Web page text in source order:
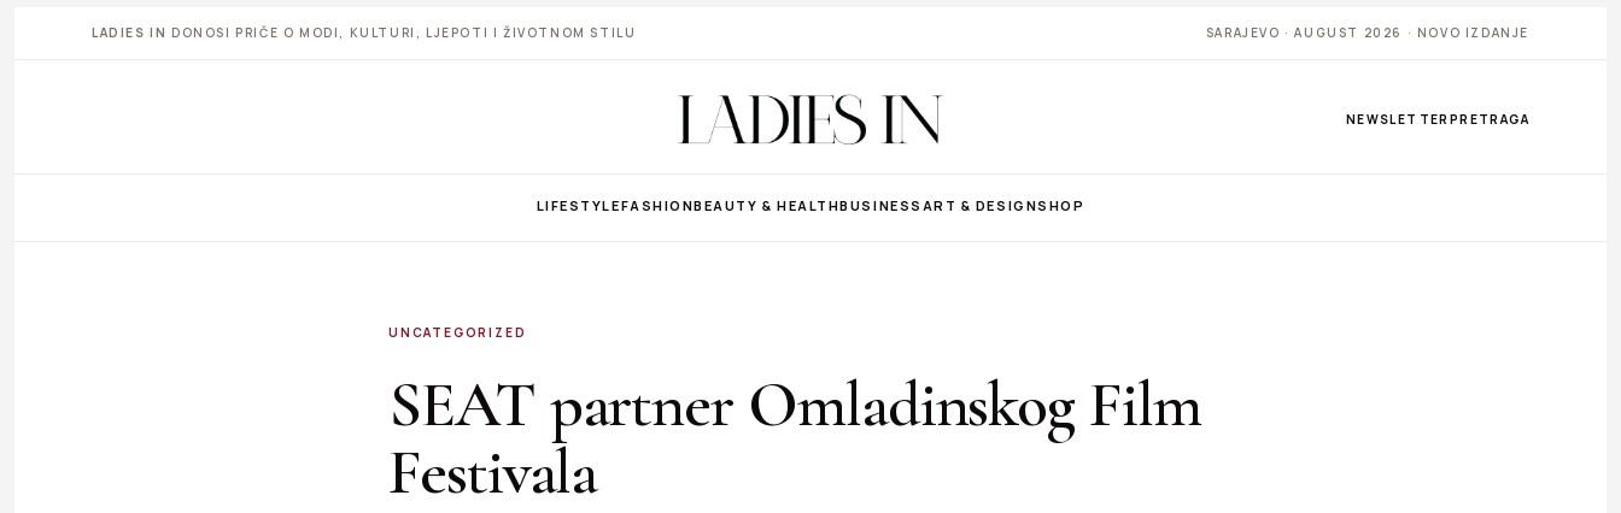
LADIES IN DONOSI PRIČE O MODI, KULTURI, LJEPOTI I ŽIVOTNOM STILU SARAJEVO · AUGUST 2026 · NOVO IZDANJE
NEWSLETTER PRETRAGA
LIFESTYLEFASHIONBEAUTY & HEALTHBUSINESS ART & DESIGNSHOP
UNCATEGORIZED
SEAT partner Omladinskog Film
Festivala